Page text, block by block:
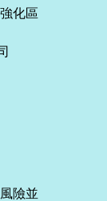
化區
險並